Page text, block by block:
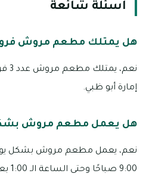
أسئلة شائعة
هل يمتلك مطعم مروش
إمارة أبو ظبي.
هل يعمل مطعم مروش
نعم، يعمل مطعم مروش بشكل
9:00 صباحًا وحتى الساعة الـ 1:00 بعد منتصف الليل.